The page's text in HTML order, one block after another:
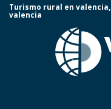
Turismo rural en valencia,
valencia